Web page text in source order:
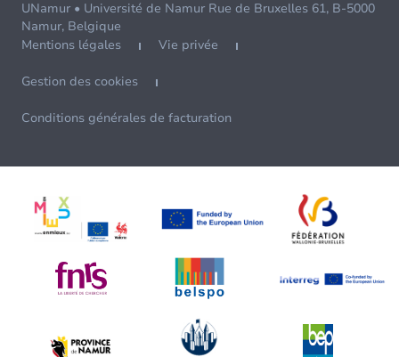
UNamur • Université de Namur Rue de Bruxelles 61, B-5000
Namur, Belgique
Mentions légales
Vie privée
Gestion des cookies
Conditions générales de facturation